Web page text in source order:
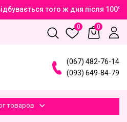
того ж дня після
0 0
(067) 482-76-14
(093) 649-84-79
товаров